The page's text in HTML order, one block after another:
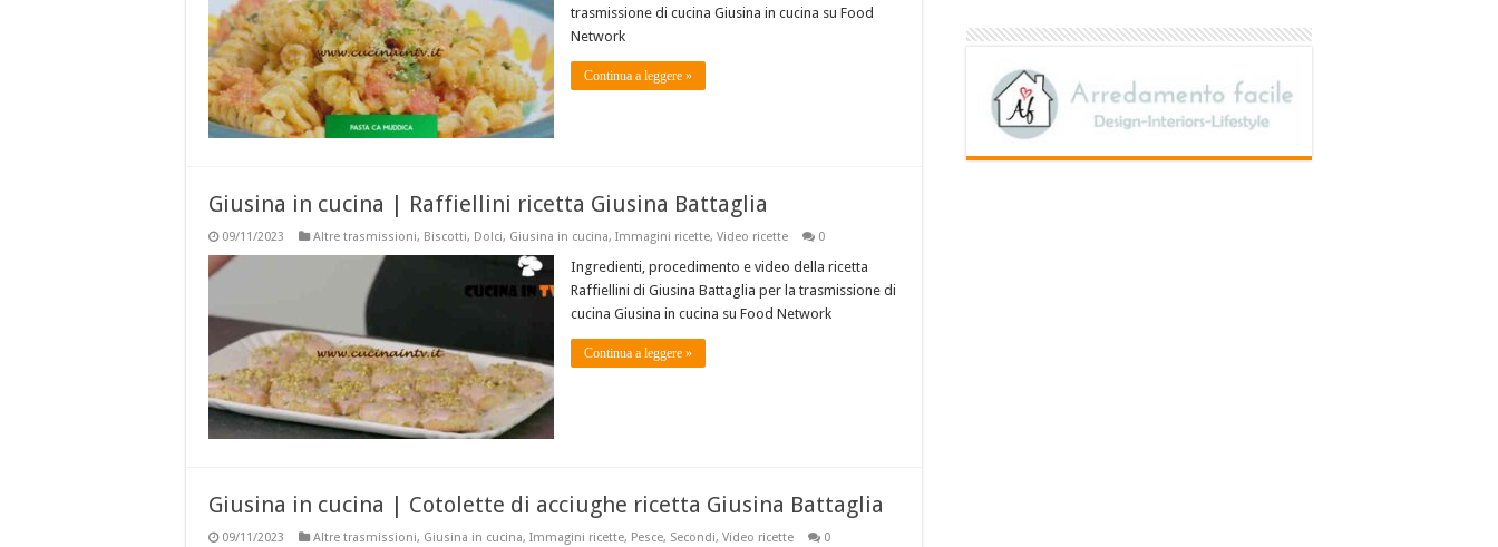
trasmissione di cucina Giusina in cucina su Food
Network
Continua a leggere »
Giusina in cucina | Raffiellini ricetta Giusina Battaglia
09/11/2023 Altre trasmissioni, Biscotti, Dolci, Giusina in cucina, Immagini ricette, Video ricette 0
Ingredienti, procedimento e video della ricetta
Raffiellini di Giusina Battaglia per la trasmissione di
cucina Giusina in cucina su Food Network
Continua a leggere »
Giusina in cucina | Cotolette di acciughe ricetta Giusina Battaglia
09/11/2023 Altre trasmissioni, Giusina in cucina, Immagini ricette, Pesce, Secondi, Video ricette 0